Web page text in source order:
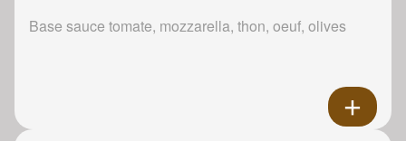
Base sauce tomate, mozzarella, thon, oeuf, olives